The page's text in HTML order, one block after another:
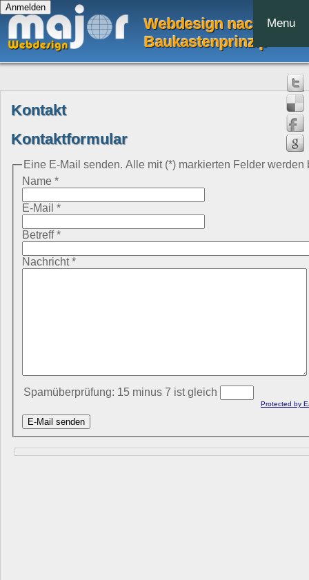
Webdesign nach dem
Baukastenprinzip
Menu
Kontakt
Kontaktformular
Eine E-Mail senden. Alle mit (*) markierten Felder werden
Name *
E-Mail *
Betreff*
Nachricht*
Spamüberprüfung: 15 minus 7 ist gleich
Protected by
E-Mail senden